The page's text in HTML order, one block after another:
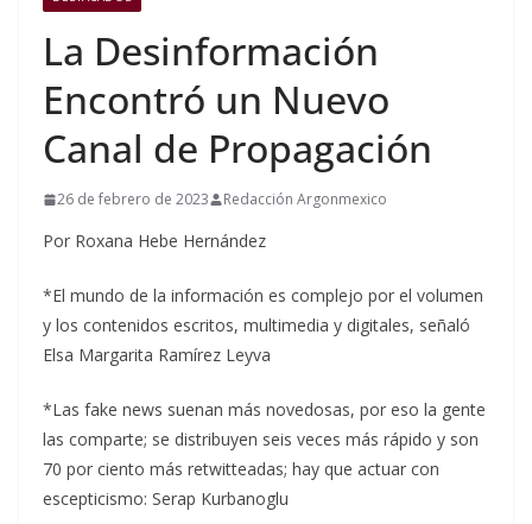
La Desinformación
Encontró un Nuevo
Canal de Propagación
26 de febrero de 2023 Redacción Argonmexico
Por Roxana Hebe Hernández
*El mundo de la información es complejo por el volumen
y los contenidos escritos, multimedia y digitales, señaló
Elsa Margarita Ramírez Leyva
*Las fake news suenan más novedosas, por eso la gente
las comparte; se distribuyen seis veces más rápido y son
70 por ciento más retwitteadas; hay que actuar con
escepticismo: Serap Kurbanoglu